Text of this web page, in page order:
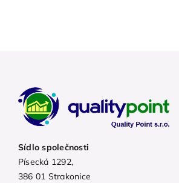
Sídlo společnosti
Písecká 1292,
386 01 Strakonice